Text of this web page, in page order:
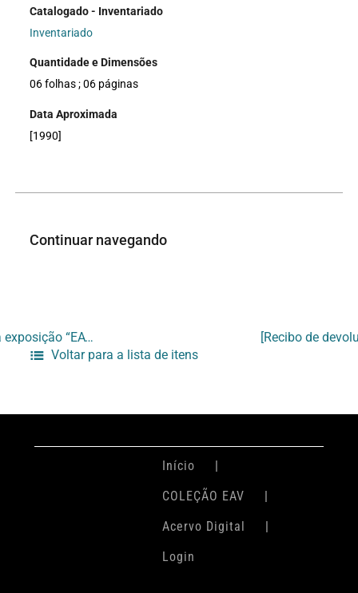
Catalogado - Inventariado
Inventariado
Quantidade e Dimensões
06 folhas ; 06 páginas
Data Aproximada
[1990]
Continuar navegando
[Recibo de devolução de obra de Anna Carolina participante da exposição “EAV – Processo nº 738.765-2”]
Voltar para a lista de itens
Início
COLEÇÃO EAV
Acervo Digital
Login